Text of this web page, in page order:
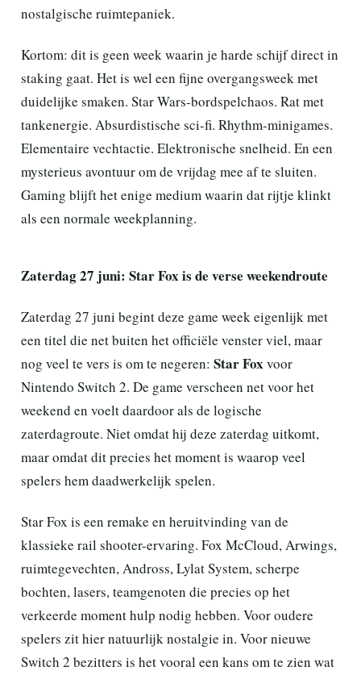
nostalgische ruimtepaniek.
Kortom: dit is geen week waarin je harde schijf direct in
staking gaat. Het is wel een fijne overgangsweek met
duidelijke smaken. Star Wars-bordspelchaos. Rat met
tankenergie. Absurdistische sci-fi. Rhythm-minigames.
Elementaire vechtactie. Elektronische snelheid. En een
mysterieus avontuur om de vrijdag mee af te sluiten.
Gaming blijft het enige medium waarin dat rijtje klinkt
als een normale weekplanning.
Zaterdag 27 juni: Star Fox is de verse weekendroute
Zaterdag 27 juni begint deze game week eigenlijk met
een titel die net buiten het officiële venster viel, maar
nog veel te vers is om te negeren: Star Foxvoor
Nintendo Switch 2. De game verscheen net voor het
weekend en voelt daardoor als de logische
zaterdagroute. Niet omdat hij deze zaterdag uitkomt,
maar omdat dit precies het moment is waarop veel
spelers hem daadwerkelijk spelen.
Star Fox is een remake en heruitvinding van de
klassieke rail shooter-ervaring. Fox McCloud, Arwings,
ruimtegevechten, Andross, Lylat System, scherpe
bochten, lasers, teamgenoten die precies op het
verkeerde moment hulp nodig hebben. Voor oudere
spelers zit hier natuurlijk nostalgie in. Voor nieuwe
Switch 2 bezitters is het vooral een kans om te zien wat